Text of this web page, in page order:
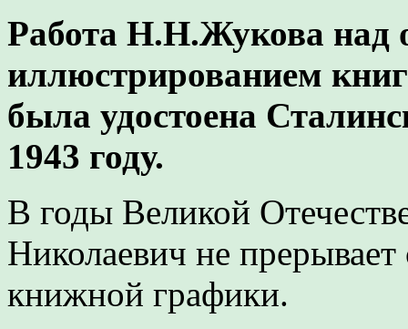
Работа Н.Н.Жукова над
иллюстрированием
была удостоена
1943 году.
В годы Великой
Николаевич не прерывает
книжной графики.